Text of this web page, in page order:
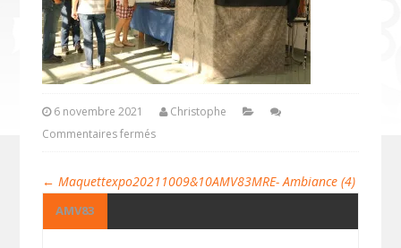
6 novembre 2021
Christophe
Commentaires fermés
← Maquettexpo20211009&10AMV83MRE- Ambiance (4)
AMV83